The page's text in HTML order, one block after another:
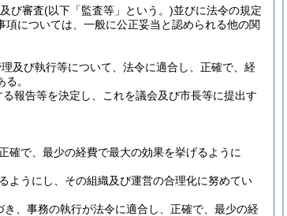
び審査(以下「監査等」という。)並びに法令の規定
項については、一般に公正妥当と認められる他の関
及び執行等について、法令に適合し、正確で、経
。
報告等を決定し、これを議会及び市長等に提出す
で、最少の経費で最大の効果を挙げるように
うにし、その組織及び運営の合理化に努めてい
、事務の執行が法令に適合し、正確で、最少の経